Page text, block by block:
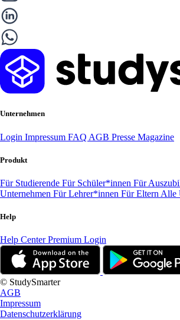
Unternehmen
Login Impressum FAQ AGB Presse Magazine
Produkt
Für Studierende Für Schüler*innen Für
Unternehmen Für Lehrer*innen Für Eltern Alle
Help
Help CenterPremium Login
© StudySmarter
AGB
Impressum
Datenschutzerklärung